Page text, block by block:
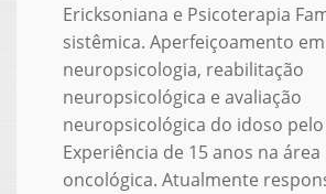
Ericksoniana e Psicoterapia
sistêmica. Aperfeiçoamento em
neuropsicologia, reabilitação
neuropsicológica e avaliação
neuropsicológica do idoso pelo
Experiência de 15 anos na
oncológica. Atualmente